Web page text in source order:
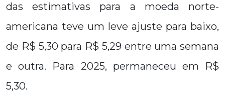
das estimativas para a moeda norte-
americana teve um leve ajuste para baixo,
de R$ 5,30 para R$ 5,29 entre uma semana
e outra. Para 2025, permaneceu em R$
5,30.